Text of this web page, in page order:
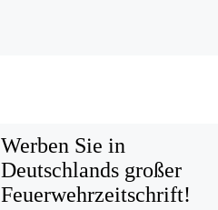
Werben Sie in
Deutschlands großer
Feuerwehrzeitschrift!